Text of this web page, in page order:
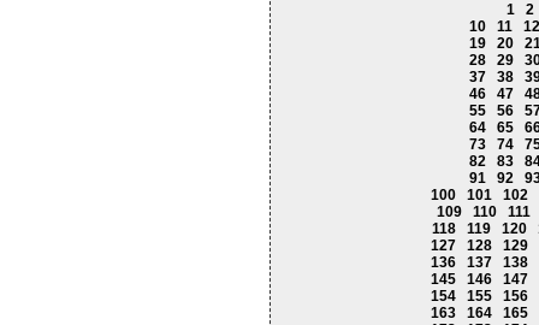
1
2
10
11
12
19
20
28
29
37
38
46
47
55
56
64
65
73
74
82
83
91
92
100
101
102
109
110
111
118
119 120
127
128
129
136
137
138
145
146
147
154
155
156
163
164
165